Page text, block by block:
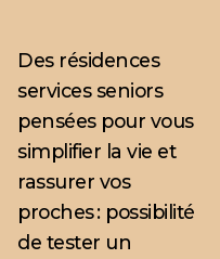
Des résidences
services seniors
pensées pour vous
simplifier la vie et
rassurer vos
proches : possibilité
de tester un